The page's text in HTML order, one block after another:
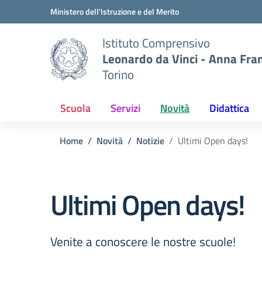
Vai ai contenuti
Vai al menu di navigazioneMinistero dell'Istruzione e del Merito
Istituto Comprensivo
Leonardo da Vinci - Anna
Torino
Scuola Servizi Novità Didattica
Home Novità Notizie Ultimi Open days!
Ultimi Open days!
Venite a conoscere le nostre scuole!